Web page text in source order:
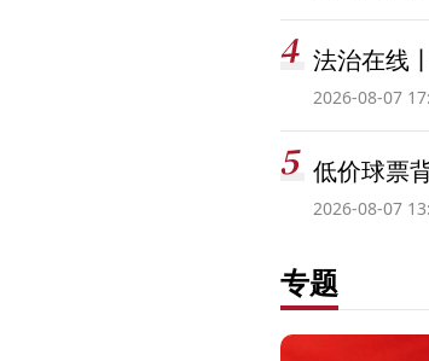
法治在线
2026-08-07
低价球票
2026-08-07
专题